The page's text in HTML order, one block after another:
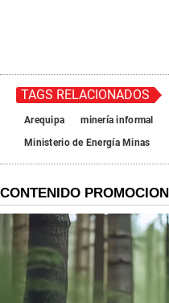
TAGS RELACIONADOS
Arequipa minería informal
Ministerio de Energía Minas